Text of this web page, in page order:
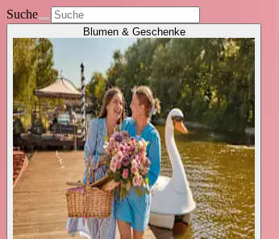
Suche
Blumen & Geschenke